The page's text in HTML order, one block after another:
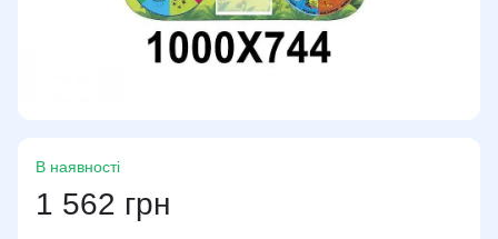
В наявності
1 562 грн